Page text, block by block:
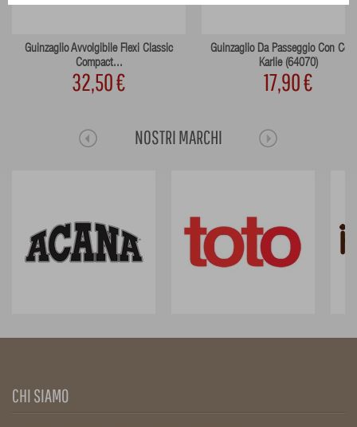
Guinzaglio Avvolgibile Flexi Classic
Compact...
32,50 €
Guinzaglio Da Passeggio Con
Karlie (64070)
17,90 €
NOSTRI MARCHI
CHI SIAMO